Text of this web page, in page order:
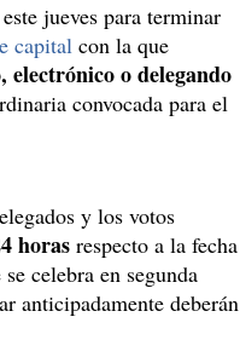
jueves para terminar
capital con la que
electrónico o delegando
convocada para el
y los votos
horas respecto a la fecha
celebra en segunda
anticipadamente deberán